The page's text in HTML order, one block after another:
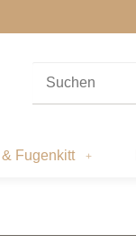
Fugenkitt